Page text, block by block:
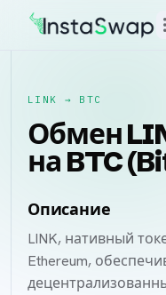
LINK → BTC
Обмен
на BTC
Описание
LINK, нативный
Ethereum,